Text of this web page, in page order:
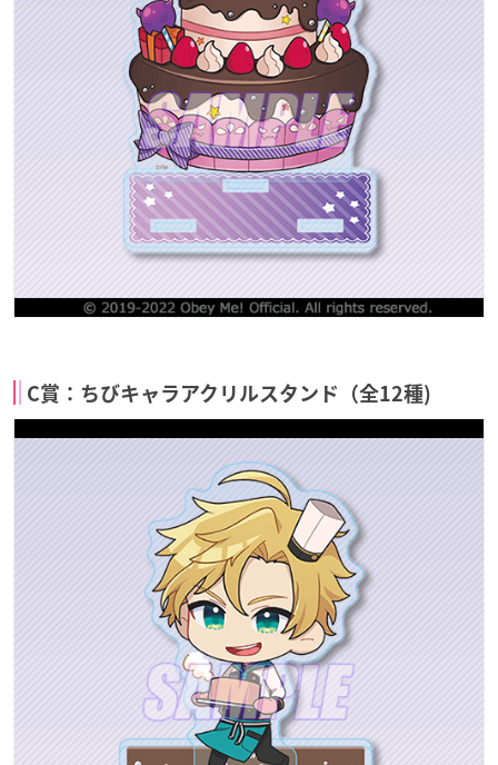
C賞：ちびキャラアクリルスタンド（全12種)